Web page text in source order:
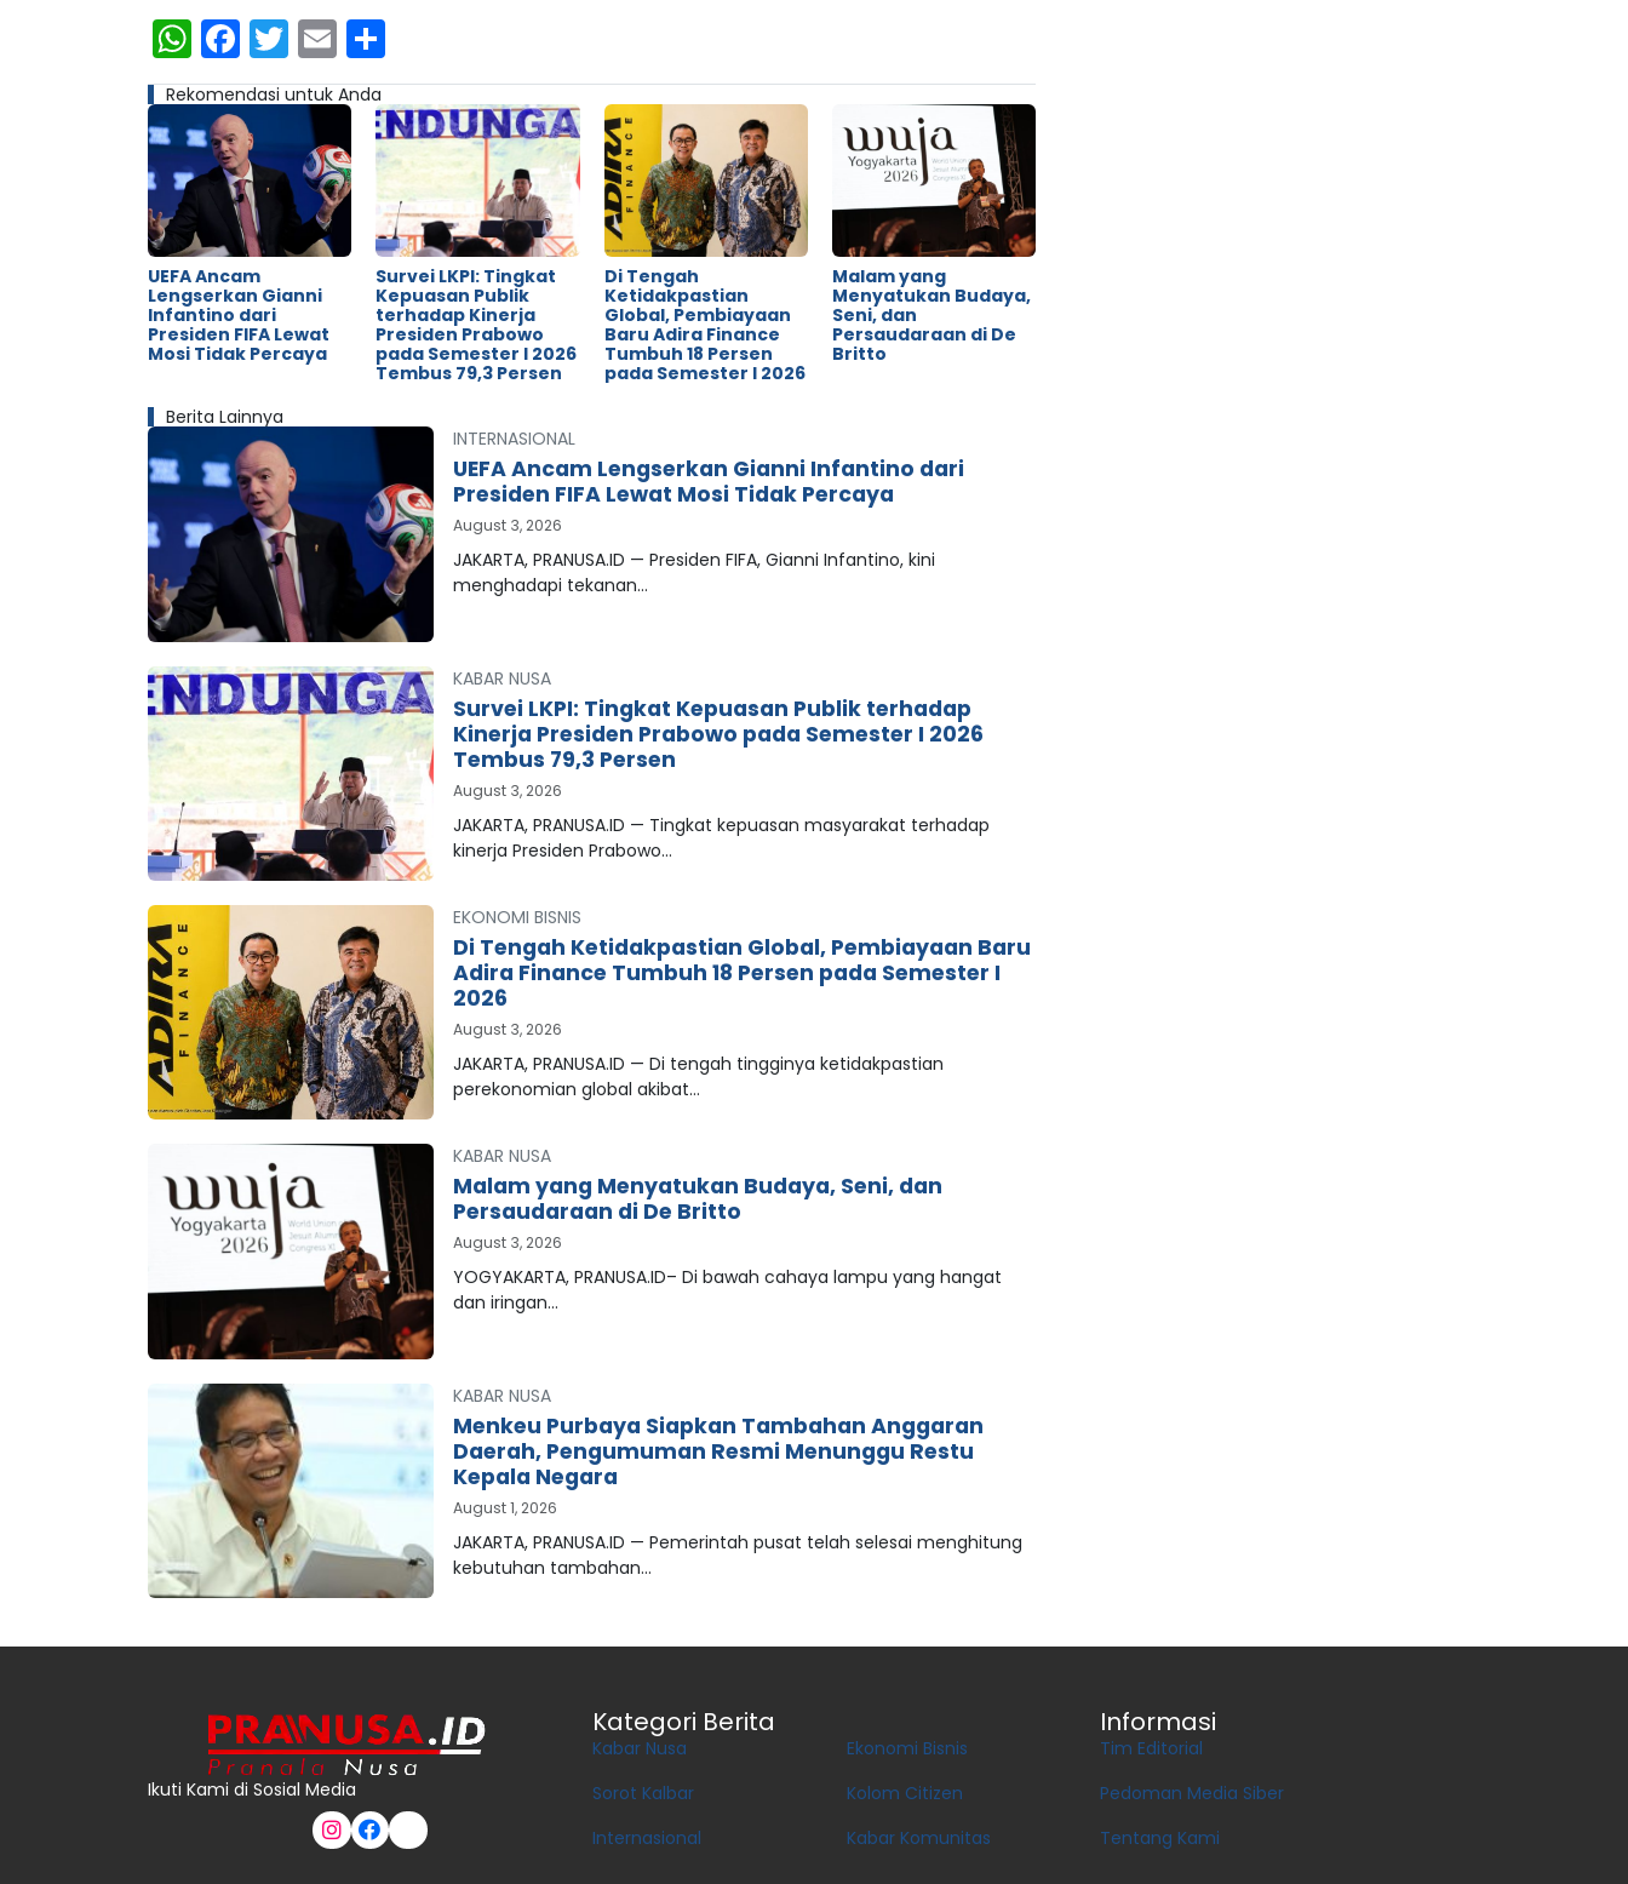
WhatsApp
Facebook
Twitter
Email
Rekomendasi untuk Anda
UEFA Ancam
Lengserkan Gianni
Infantino dari
Presiden FIFA Lewat
Mosi Tidak Percaya
Survei LKPI: Tingkat
Kepuasan Publik
terhadap Kinerja
Presiden Prabowo
pada Semester I 2026
Tembus 79,3 Persen
Di Tengah
Ketidakpastian
Global, Pembiayaan
Baru Adira Finance
Tumbuh 18 Persen
pada Semester I 2026
Malam yang
Menyatukan Budaya,
Seni, dan
Persaudaraan di De
Britto
Berita Lainnya
INTERNASIONAL
UEFA Ancam Lengserkan Gianni Infantino dari
Presiden FIFA Lewat Mosi Tidak Percaya
August 3, 2026
JAKARTA, PRANUSA.ID — Presiden FIFA, Gianni Infantino, kini
menghadapi tekanan…
KABAR NUSA
Survei LKPI: Tingkat Kepuasan Publik terhadap
Kinerja Presiden Prabowo pada Semester I 2026
Tembus 79,3 Persen
August 3, 2026
JAKARTA, PRANUSA.ID — Tingkat kepuasan masyarakat terhadap
kinerja Presiden Prabowo…
EKONOMI BISNIS
Di Tengah Ketidakpastian Global, Pembiayaan Baru
Adira Finance Tumbuh 18 Persen pada Semester I
2026
August 3, 2026
JAKARTA, PRANUSA.ID — Di tengah tingginya ketidakpastian
perekonomian global akibat…
KABAR NUSA
Malam yang Menyatukan Budaya, Seni, dan
Persaudaraan di De Britto
August 3, 2026
YOGYAKARTA, PRANUSA.ID– Di bawah cahaya lampu yang hangat
dan iringan…
KABAR NUSA
Menkeu Purbaya Siapkan Tambahan Anggaran
Daerah, Pengumuman Resmi Menunggu Restu
Kepala Negara
August 1, 2026
JAKARTA, PRANUSA.ID — Pemerintah pusat telah selesai menghitung
kebutuhan tambahan…
Ikuti Kami di Sosial Media
Kategori Berita
Kabar Nusa
Sorot Kalbar
Internasional
Ekonomi Bisnis
Kolom Citizen
Kabar Komunitas
Informasi
Tim Editorial
Pedoman Media Siber
Tentang Kami